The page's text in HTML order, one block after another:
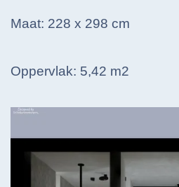
Maat: 228 x 298 cm
Oppervlak: 5,42 m2